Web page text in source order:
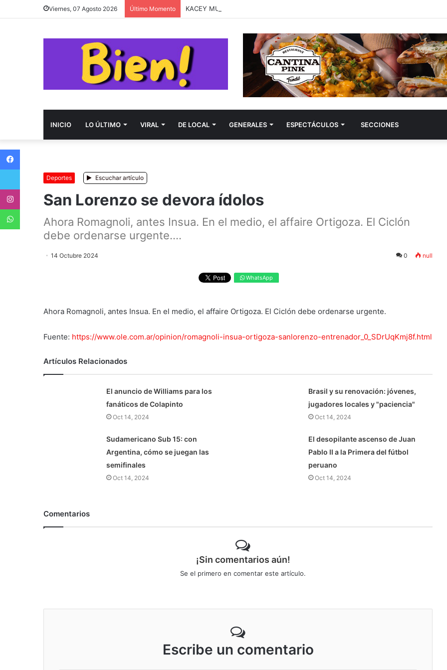
Viernes, 07 Agosto 2026 Último Momento KACEY MUSGRAVES ESTRENA “MEXICO HONEY”,SU NUEVO HIT CON SABOR A
INICIO LO ÚLTIMO VIRAL DE LOCAL GENERALES ESPECTÁCULOS SECCIONES
Deportes Escuchar artículo
San Lorenzo se devora ídolos
Ahora Romagnoli, antes Insua. En el medio, el affaire Ortigoza. El Ciclón
debe ordenarse urgente....
14 Octubre 2024 0 null
WhatsApp
Ahora Romagnoli, antes Insua. En el medio, el affaire Ortigoza. El Ciclón debe ordenarse urgente.
Fuente: https://www.ole.com.ar/opinion/romagnoli-insua-ortigoza-sanlorenzo-entrenador_0_SDrUqKmj8f.html
Artículos Relacionados
El anuncio de Williams para los
fanáticos de Colapinto
Oct 14, 2024
Brasil y su renovación: jóvenes,
jugadores locales y "paciencia"
Oct 14, 2024
Sudamericano Sub 15: con
Argentina, cómo se juegan las
semifinales
Oct 14, 2024
El desopilante ascenso de Juan
Pablo II a la Primera del fútbol
peruano
Oct 14, 2024
Comentarios
¡Sin comentarios aún!
Se el primero en comentar este artículo.
Escribe un comentario